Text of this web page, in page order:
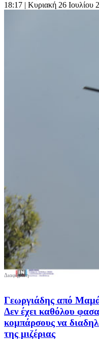
18:17 | Κυριακή 26 Ιουλίου
Γεωργιάδης από
Δεν έχει καθόλου
κομπάρσους να
της μιζέριας